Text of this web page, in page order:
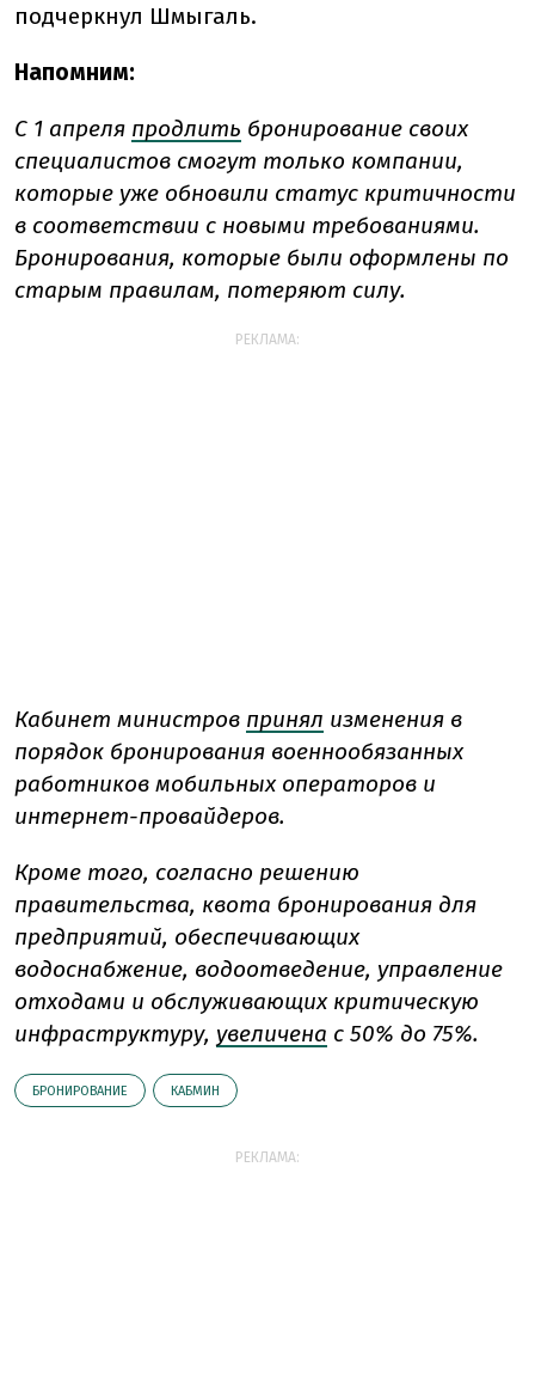
подчеркнул Шмыгаль.
Напомним:
С 1 апреля продлить бронирование своих
специалистов смогут только компании,
которые уже обновили статус критичности
в соответствии с новыми требованиями.
Бронирования, которые были оформлены по
старым правилам, потеряют силу.
РЕКЛАМА:
Кабинет министров принял изменения в
порядок бронирования военнообязанных
работников мобильных операторов и
интернет-провайдеров.
Кроме того, согласно решению
правительства, квота бронирования для
предприятий, обеспечивающих
водоснабжение, водоотведение, управление
отходами и обслуживающих критическую
инфраструктуру, увеличена с 50% до 75%.
БРОНИРОВАНИЕ КАБМИН
РЕКЛАМА: